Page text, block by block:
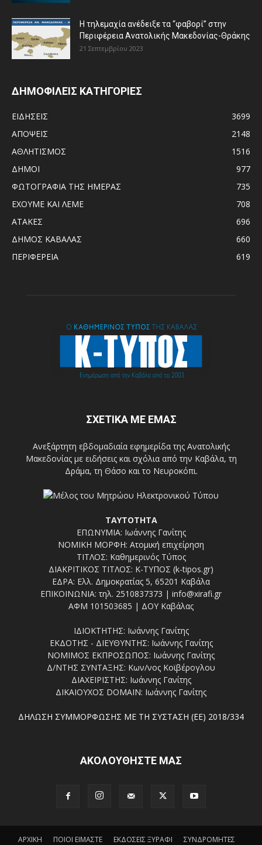
Η τηλεμαχία ανέδειξε τα “φαβορί” στην
Περιφέρεια Ανατολικής Μακεδονίας-Θράκης
21 Σεπτεμβρίου 2023
ΔΗΜΟΦΙΛΕΙΣ ΚΑΤΗΓΟΡΙΕΣ
ΕΙΔΗΣΕΙΣ
3699
ΑΠΟΨΕΙΣ
2148
ΑΘΛΗΤΙΣΜΟΣ
1516
ΔΗΜΟΙ
977
ΦΩΤΟΓΡΑΦΙΑ ΤΗΣ ΗΜΕΡΑΣ
735
ΕΧΟΥΜΕ ΚΑΙ ΛΕΜΕ
708
ΑΤΑΚΕΣ
696
ΔΗΜΟΣ ΚΑΒΑΛΑΣ
660
ΠΕΡΙΦΕΡΕΙΑ
619
ΣΧΕΤΙΚΑ ΜΕ ΕΜΑΣ
Ανεξάρτητη εβδομαδιαία εφημερίδα της Ανατολικής
Μακεδονίας με ειδήσεις και σχόλια από την Καβάλα, τη
Δράμα, τη Θάσο και το Νευροκόπι.
ΤΑΥΤΟΤΗΤΑ
ΕΠΩΝΥΜΙΑ: Ιωάννης Γανίτης
ΝΟΜΙΚΗ ΜΟΡΦΗ: Ατομική επιχείρηση
ΤΙΤΛΟΣ: Καθημερινός Τύπος
ΔΙΑΚΡΙΤΙΚΟΣ ΤΙΤΛΟΣ: Κ-ΤΥΠΟΣ (k-tipos.gr)
ΕΔΡΑ: Ελλ. Δημοκρατίας 5, 65201 Καβάλα
ΕΠΙΚΟΙΝΩΝΙΑ: τηλ. 2510837373 | info@xirafi.gr
ΑΦΜ 101503685 | ΔΟΥ Καβάλας
ΙΔΙΟΚΤΗΤΗΣ: Ιωάννης Γανίτης
ΕΚΔΟΤΗΣ - ΔΙΕΥΘΥΝΤΗΣ: Ιωάννης Γανίτης
ΝΟΜΙΜΟΣ ΕΚΠΡΟΣΩΠΟΣ: Ιωάννης Γανίτης
Δ/ΝΤΗΣ ΣΥΝΤΑΞΗΣ: Κων/νος Κοϊβέρογλου
ΔΙΑΧΕΙΡΙΣΤΗΣ: Ιωάννης Γανίτης
ΔΙΚΑΙΟΥΧΟΣ DOMAIN: Ιωάννης Γανίτης
ΔΗΛΩΣΗ ΣΥΜΜΟΡΦΩΣΗΣ ΜΕ ΤΗ ΣΥΣΤΑΣΗ (ΕΕ) 2018/334
ΑΚΟΛΟΥΘΗΣΤΕ ΜΑΣ
ΑΡΧΙΚΗ ΠΟΙΟΙ ΕΙΜΑΣΤΕ ΕΚΔΟΣΕΙΣ ΞΥΡΑΦΙ ΣΥΝΔΡΟΜΗΤΕΣ